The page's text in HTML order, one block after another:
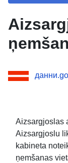
Aizsargjoslas
Aizsargjoslu
kabineta
ņemšanas